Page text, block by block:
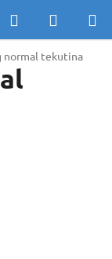
Hledat
KOŠÍK
normal tekutina